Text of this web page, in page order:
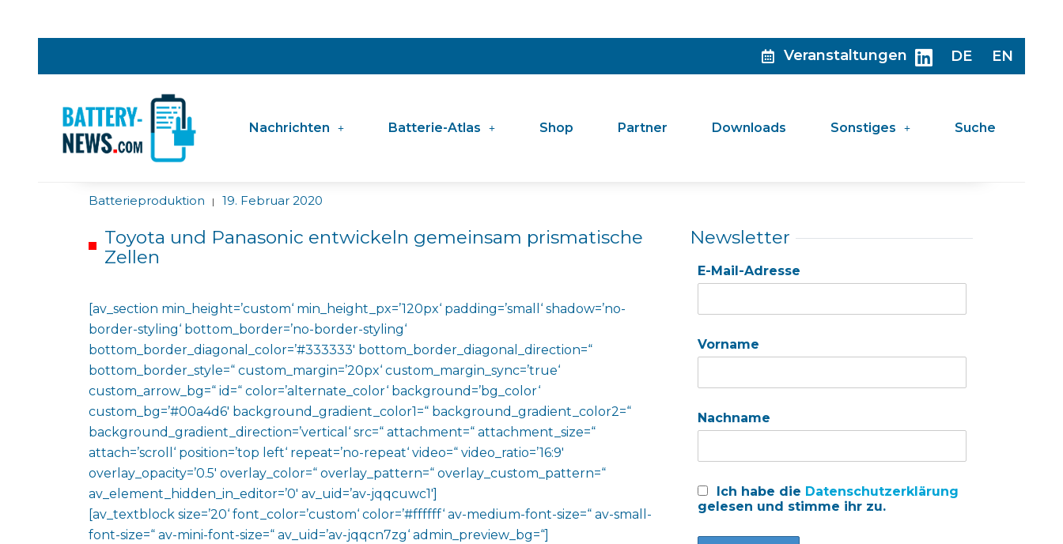
Veranstaltungen DE EN
Nachrichten Batterie-Atlas Shop Partner Downloads Sonstiges Suche
Batterieproduktion | 19. Februar 2020
Toyota und Panasonic entwickeln gemeinsam prismatische
Zellen
[av_section min_height=’custom‘ min_height_px=’120px‘ padding=’small‘ shadow=’no-
border-styling‘ bottom_border=’no-border-styling‘
bottom_border_diagonal_color=’#333333′ bottom_border_diagonal_direction=“
bottom_border_style=“ custom_margin=’20px‘ custom_margin_sync=’true‘
custom_arrow_bg=“ id=“ color=’alternate_color‘ background=’bg_color‘
custom_bg=’#00a4d6′ background_gradient_color1=“ background_gradient_color2=“
background_gradient_direction=’vertical‘ src=“ attachment=“ attachment_size=“
attach=’scroll‘ position=’top left‘ repeat=’no-repeat‘ video=“ video_ratio=’16:9′
overlay_opacity=’0.5′ overlay_color=“ overlay_pattern=“ overlay_custom_pattern=“
av_element_hidden_in_editor=’0′ av_uid=’av-jqqcuwc1′]
[av_textblock size=’20‘ font_color=’custom‘ color=’#ffffff‘ av-medium-font-size=“ av-small-
font-size=“ av-mini-font-size=“ av_uid=’av-jqqcn7zg‘ admin_preview_bg=“]
Newsletter
E-Mail-Adresse
Vorname
Nachname
Ich habe die Datenschutzerklärung
gelesen und stimme ihr zu.